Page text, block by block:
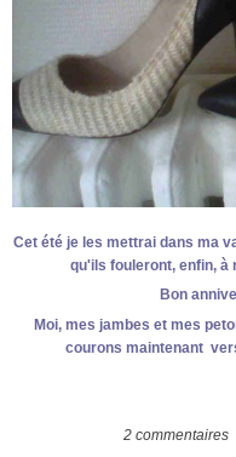
Cet été je les mettrai dans ma
qu'ils fouleront, enfin, à
Bon
Moi, mes jambes et mes
courons maintenant
2 commentaires